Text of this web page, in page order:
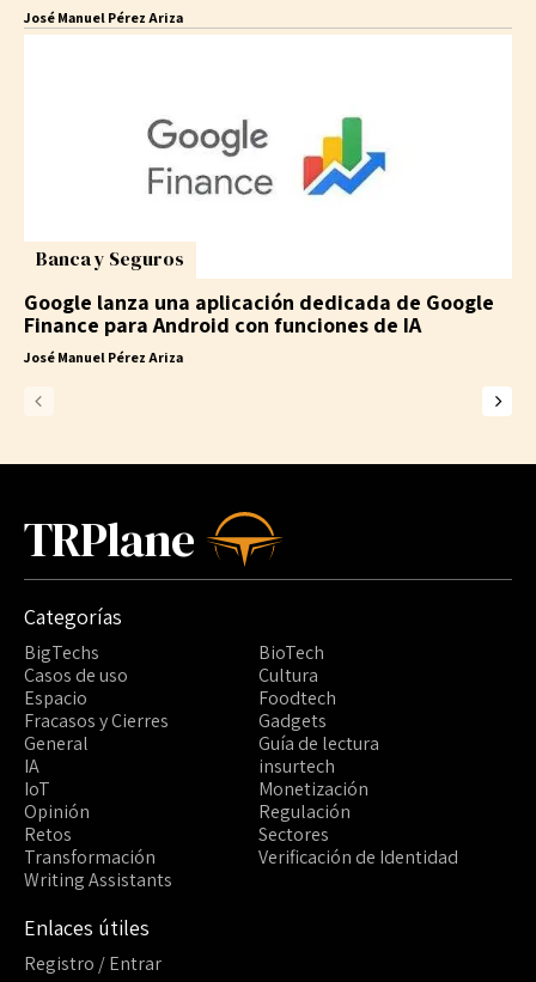
José Manuel Pérez Ariza
Banca y Seguros
Google lanza una aplicación dedicada de Google
Finance para Android con funciones de IA
José Manuel Pérez Ariza
TRPlane
Categorías
BigTechs
BioTech
Casos de uso
Cultura
Espacio
Foodtech
Fracasos y Cierres
Gadgets
General
Guía de lectura
IA
insurtech
IoT
Monetización
Opinión
Regulación
Retos
Sectores
Transformación
Verificación de Identidad
Writing Assistants
Enlaces útiles
Registro / Entrar